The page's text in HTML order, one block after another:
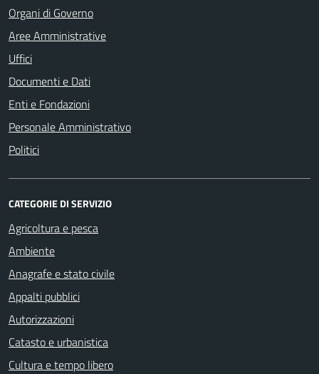
Organi di Governo
Aree Amministrative
Uffici
Documenti e Dati
Enti e Fondazioni
Personale Amministrativo
Politici
CATEGORIE DI SERVIZIO
Agricoltura e pesca
Ambiente
Anagrafe e stato civile
Appalti pubblici
Autorizzazioni
Catasto e urbanistica
Cultura e tempo libero